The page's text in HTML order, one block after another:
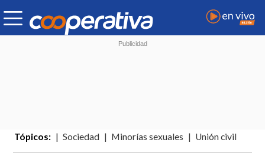
Tópicos: Sociedad Minorías sexuales Unión civil